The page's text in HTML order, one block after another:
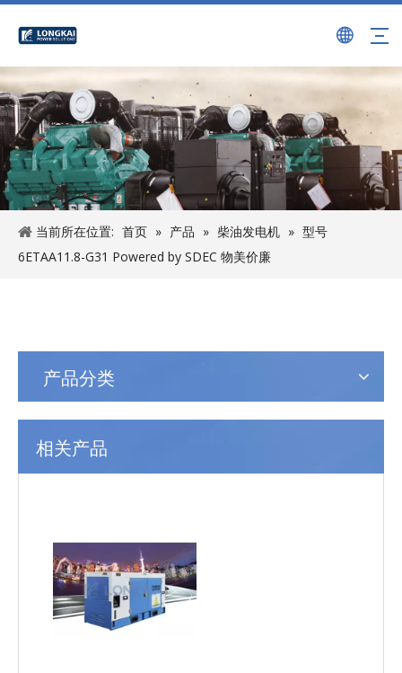
当前所在位置: 首页 » 产品 » 柴油发电机 » 型号
6ETAA11.8-G31 Powered by SDEC 物美价廉
产品分类
相关产品